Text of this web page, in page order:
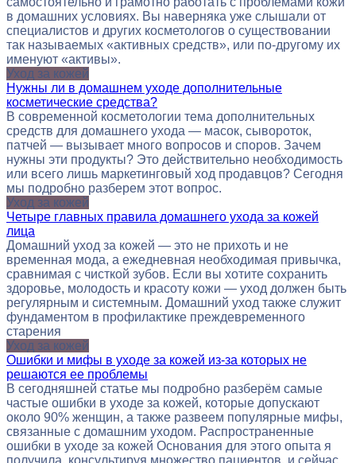
в домашних условиях. Вы наверняка уже слышали от
специалистов и других косметологов о существовании
так называемых «активных средств», или по-другому их
именуют «активы».
Уход за кожей
Нужны ли в домашнем уходе дополнительные
косметические средства?
В современной косметологии тема дополнительных
средств для домашнего ухода — масок, сывороток,
патчей — вызывает много вопросов и споров. Зачем
нужны эти продукты? Это действительно необходимость
или всего лишь маркетинговый ход продавцов? Сегодня
мы подробно разберем этот вопрос.
Уход за кожей
Четыре главных правила домашнего ухода за кожей
лица
Домашний уход за кожей — это не прихоть и не
временная мода, а ежедневная необходимая привычка,
сравнимая с чисткой зубов. Если вы хотите сохранить
здоровье, молодость и красоту кожи — уход должен быть
регулярным и системным. Домашний уход также служит
фундаментом в профилактике преждевременного
старения
Уход за кожей
Ошибки и мифы в уходе за кожей из-за которых не
решаются ее проблемы
В сегодняшней статье мы подробно разберём самые
частые ошибки в уходе за кожей, которые допускают
около 90% женщин, а также развеем популярные мифы,
связанные с домашним уходом. Распространенные
ошибки в уходе за кожей Основания для этого опыта я